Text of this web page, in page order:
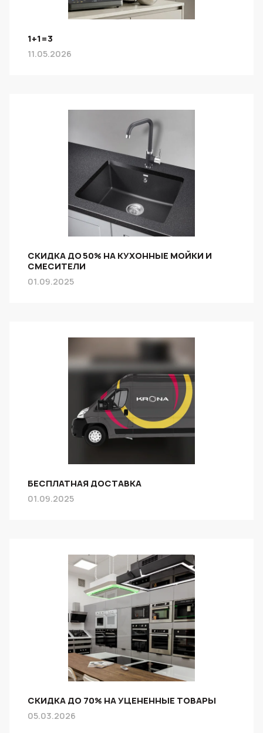
1+1=3
11.05.2026
СКИДКА ДО 50% НА КУХОННЫЕ МОЙКИ И
СМЕСИТЕЛИ
01.09.2025
БЕСПЛАТНАЯ ДОСТАВКА
01.09.2025
СКИДКА ДО 70% НА УЦЕНЕННЫЕ ТОВАРЫ
05.03.2026